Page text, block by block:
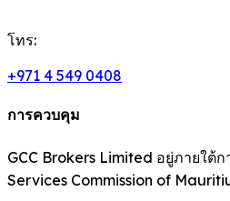
โทร:
+971 4 549 0408
การควบคุม
GCC Brokers Limited อยู่ภายใต้
Services Commission of